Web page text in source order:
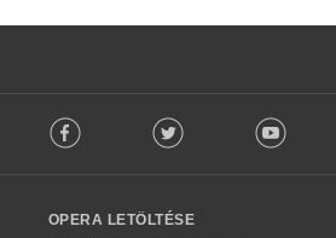
o
w
Facebook Twitter Youtube
OPERA LETÖLTÉSE